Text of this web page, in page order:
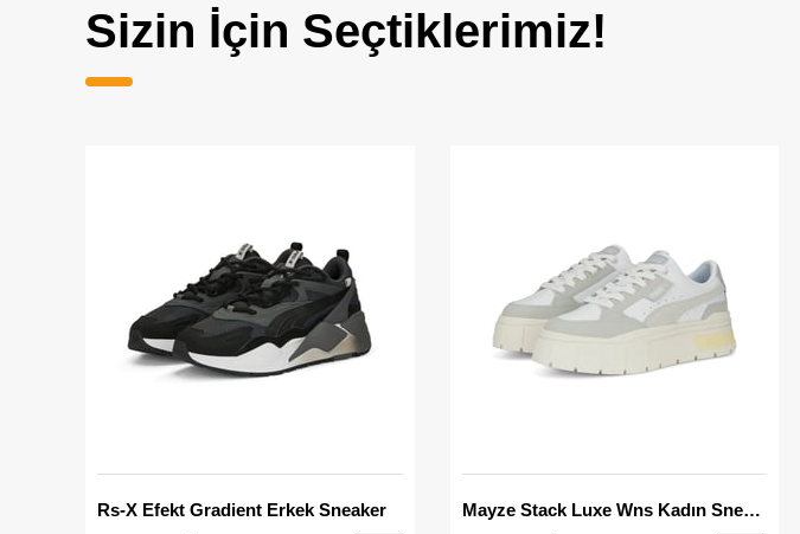
Sizin İçin Seçtiklerimiz!
Rs-X Efekt Gradient Erkek Sneaker
Mayze Stack Luxe Wns Kadın Sneaker